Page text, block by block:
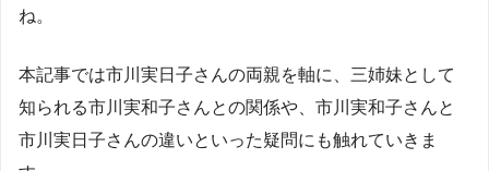
ね。
本記事では市川実日子さんの両親を軸に、三姉妹として
知られる市川実和子さんとの関係や、市川実和子さんと
市川実日子さんの違いといった疑問にも触れていきま